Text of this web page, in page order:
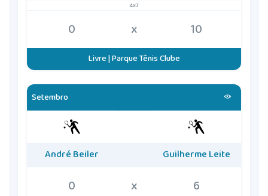
4x7
0 x 10
Livre | Parque Tênis Clube
Setembro
André Beiler Guilherme Leite
0 x
6